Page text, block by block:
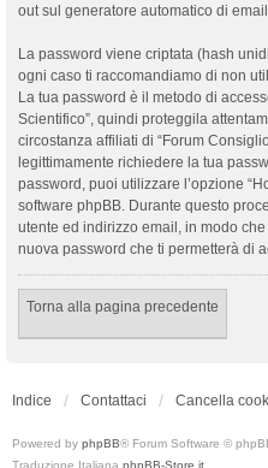
out sul generatore automatico di
La password viene criptata (hash
ogni caso ti raccomandiamo di non
La tua password è il metodo di
Scientifico”, quindi proteggila
circostanza affiliati di “Forum
legittimamente richiedere la tua
password, puoi utilizzare l’opzione
software phpBB. Durante questo
utente ed indirizzo email, in modo
nuova password che ti permetterà di
Torna alla pagina precedente
Indice Contattaci Cancella
Powered by phpBB® Forum Software ©
Traduzione Italiana phpBB-Store.it